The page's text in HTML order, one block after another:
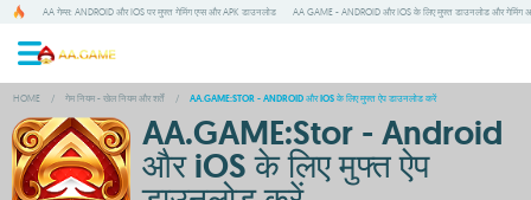
AA गेम्स: ANDROID और IOS पर मुफ्त गेमिंग एप्स और APK डाउनलोड AA GAME - ANDROID और IOS के लिए मुफ्त डाउनलोड और गेमिंग
HOME / गेम नियम - खेल नियम और शर्तें / AA.GAME:STOR - ANDROID और IOS के लिए मुफ्त ऐप डाउनलोड करें
AA.GAME:Stor - Android
और iOS के लिए मुफ्त ऐप